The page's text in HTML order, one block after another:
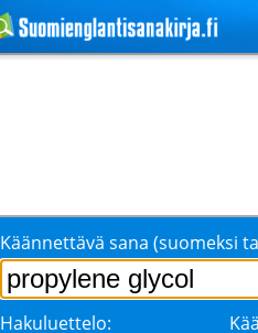
Käännettävä sana (suomeksi
Hakuluettelo: